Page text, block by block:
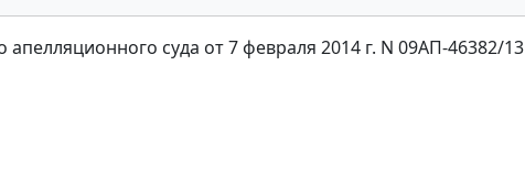
суда от 7 февраля 2014 г. N 09АП-46382/13